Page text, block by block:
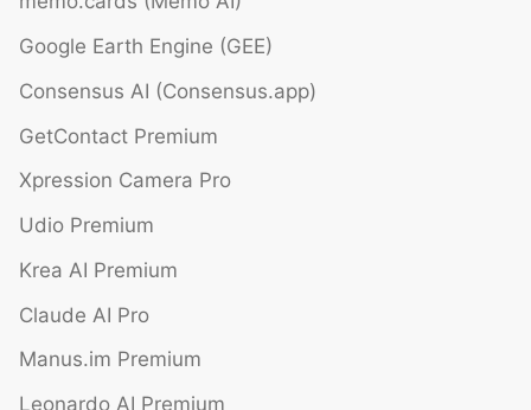
Google Earth Engine (GEE)
Consensus AI (Consensus.app)
GetContact Premium
Xpression Camera Pro
Udio Premium
Krea AI Premium
Claude AI Pro
Manus.im Premium
Leonardo AI Premium